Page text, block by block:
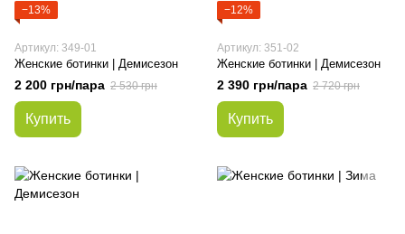
−13%
Артикул: 349-01
Женские ботинки | Демисезон
2 200 грн/пара 2 530 грн
Купить
−12%
Артикул: 351-02
Женские ботинки | Демисезон
2 390 грн/пара 2 720 грн
Купить